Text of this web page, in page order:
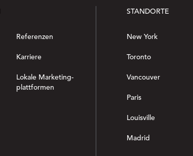
Referenzen
Karriere
Lokale Marketing-
plattformen
STANDORTE
New York
Toronto
Vancouver
Paris
Louisville
Madrid